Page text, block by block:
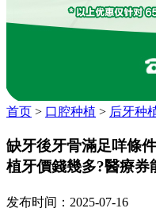
首页 > 口腔种植 > 后牙种
缺牙後牙骨滿足咩條
植牙價錢幾多?醫療券
发布时间：2025-07-16